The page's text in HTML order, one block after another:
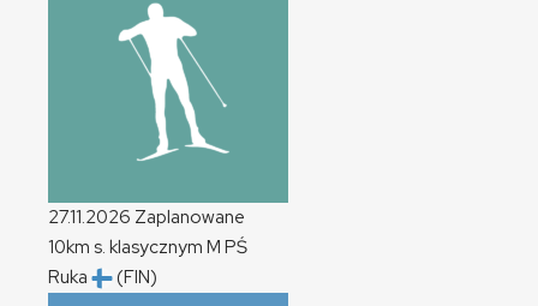
27.11.2026 Zaplanowane
10km s. klasycznym M PŚ
Ruka
(FIN)